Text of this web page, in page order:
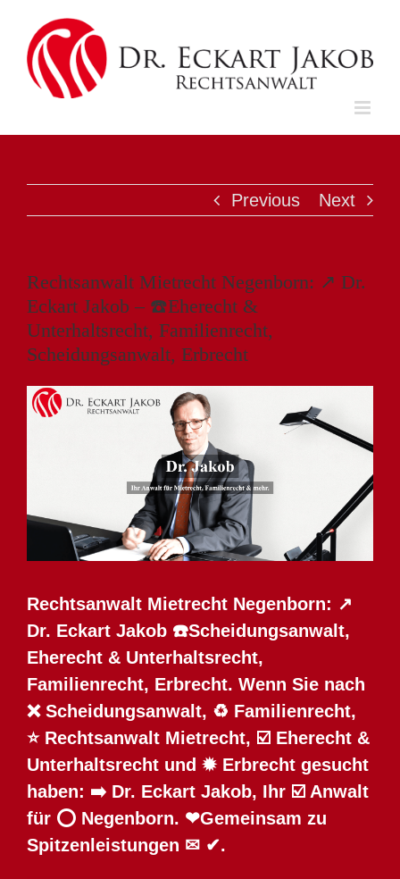
content
Previous Next
Rechtsanwalt Mietrecht Negenborn: ↗️ Dr.
Eckart Jakob – ☎️Eherecht &
Unterhaltsrecht, Familienrecht,
Scheidungsanwalt, Erbrecht
Rechtsanwalt Mietrecht Negenborn: ↗️
Dr. Eckart Jakob ☎️Scheidungsanwalt,
Eherecht & Unterhaltsrecht,
Familienrecht, Erbrecht. Wenn Sie nach
❌ Scheidungsanwalt, ♻ Familienrecht,
⭐ Rechtsanwalt Mietrecht, ☑️ Eherecht &
Unterhaltsrecht und ✹ Erbrecht gesucht
haben: ➡️ Dr. Eckart Jakob, Ihr ☑️ Anwalt
für ⭕ Negenborn. ❤Gemeinsam zu
Spitzenleistungen ✉ ✔.